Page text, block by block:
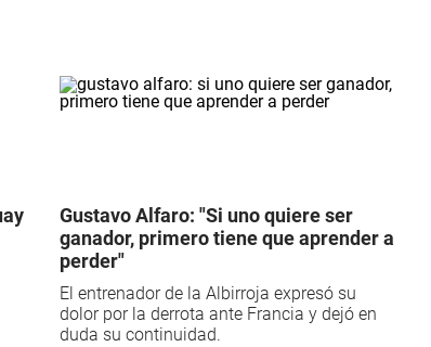
Gustavo Alfaro: "Si uno quiere ser
ganador, primero tiene que aprender a
perder"
El entrenador de la Albirroja expresó su
dolor por la derrota ante Francia y dejó en
duda su continuidad.